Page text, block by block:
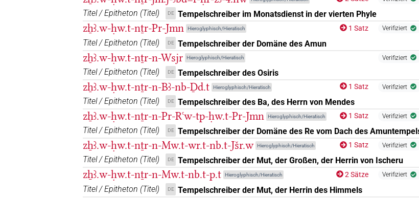
Titel / Epitheton (Titel) DE Tempelschreiber im Monatsdienst in der vierten Phyle
zẖꜣ.w-ḥw.t-nṯr-Pr-Jmn Hieroglyphisch/Hieratisch 1 Satz Verifiziert
Titel / Epitheton (Titel) DE Tempelschreiber der Domäne des Amun
zẖꜣ.w-ḥw.t-nṯr-n-Wsjr Hieroglyphisch/Hieratisch Verifiziert
Titel / Epitheton (Titel) DE Tempelschreiber des Osiris
zẖꜣ.w-ḥw.t-nṯr-n-Bꜣ-nb-Ḏd.t Hieroglyphisch/Hieratisch 1 Satz Verifiziert
Titel / Epitheton (Titel) DE Tempelschreiber des Ba, des Herrn von Mendes
zẖꜣ.w-ḥw.t-nṯr-n-Pr-Rꜥw-tp-ḥw.t-Pr-Jmn Hieroglyphisch/Hieratisch 1 Satz Verifiziert
Titel / Epitheton (Titel) DE Tempelschreiber der Domäne des Re vom Dach des
zẖꜣ.w-ḥw.t-nṯr-n-Mw.t-wr.t-nb.t-Jšr.w Hieroglyphisch/Hieratisch 1 Satz Verifiziert
Titel / Epitheton (Titel) DE Tempelschreiber der Mut, der Großen, der Herrin von Ischeru
zẖꜣ.w-ḥw.t-nṯr-n-Mw.t-nb.t-p.t Hieroglyphisch/Hieratisch 2 Sätze Verifiziert
Titel / Epitheton (Titel) DE Tempelschreiber der Mut, der Herrin des Himmels